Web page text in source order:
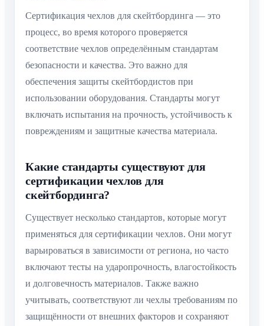
Сертификация чехлов для скейтбординга — это
процесс, во время которого проверяется
соответствие чехлов определённым стандартам
безопасности и качества. Это важно для
обеспечения защиты скейтбордистов при
использовании оборудования. Стандарты могут
включать испытания на прочность, устойчивость к
повреждениям и защитные качества материала.
Какие стандарты существуют для
сертификации чехлов для
скейтбординга?
Существует несколько стандартов, которые могут
применяться для сертификации чехлов. Они могут
варьироваться в зависимости от региона, но часто
включают тесты на ударопрочность, влагостойкость
и долговечность материалов. Также важно
учитывать, соответствуют ли чехлы требованиям по
защищённости от внешних факторов и сохраняют